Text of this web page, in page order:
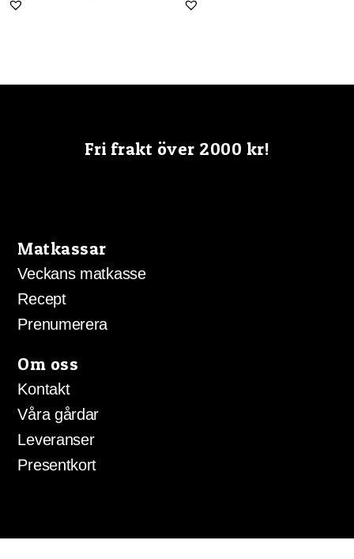
varianter.
alternativen
Fri frakt över 2000 kr!
Matkassar
Veckans matkasse
Recept
Prenumerera
Om oss
Kontakt
Våra gårdar
Leveranser
Presentkort